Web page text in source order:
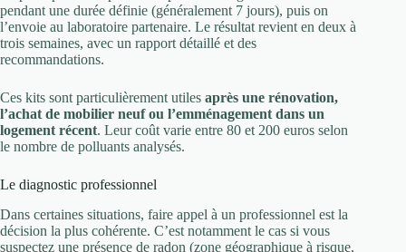
pendant une durée définie (généralement 7 jours), puis on
l’envoie au laboratoire partenaire. Le résultat revient en deux à
trois semaines, avec un rapport détaillé et des
recommandations.
Ces kits sont particulièrement utiles après une rénovation,
l’achat de mobilier neuf ou l’emménagement dans un
logement récent. Leur coût varie entre 80 et 200 euros selon
le nombre de polluants analysés.
Le diagnostic professionnel
Dans certaines situations, faire appel à un professionnel est la
décision la plus cohérente. C’est notamment le cas si vous
suspectez une présence de radon (zone géographique à risque,